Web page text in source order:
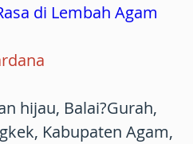
di Lembah Agam
hijau, Balai?Gurah,
Kabupaten Agam,